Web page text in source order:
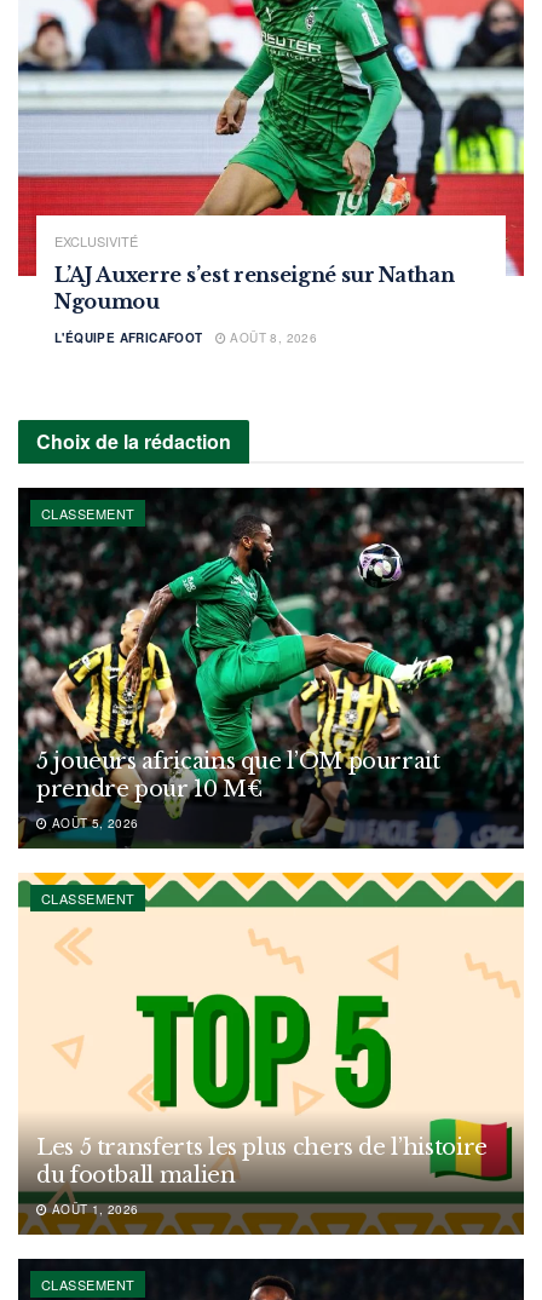
EXCLUSIVITÉ
L’AJ Auxerre s’est renseigné sur Nathan
Ngoumou
L'ÉQUIPE AFRICAFOOT AOÛT 8, 2026
Choix de la rédaction
CLASSEMENT
5 joueurs africains que l’OM pourrait
prendre pour 10 M€
AOÛT 5, 2026
CLASSEMENT
Les 5 transferts les plus chers de l’histoire
du football malien
AOÛT 1, 2026
CLASSEMENT